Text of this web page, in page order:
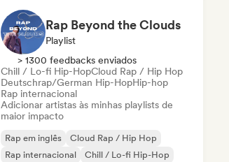
Rap Beyond the Clouds
Playlist
> 1300 feedbacks enviados
Chill / Lo-fi Hip-HopCloud Rap / Hip Hop
Deutschrap/German Hip-HopHip-hop
Rap internacional
Adicionar artistas às minhas playlists de
maior impacto
Rap em inglês
Cloud Rap / Hip Hop
Rap internacional
Chill / Lo-fi Hip-Hop